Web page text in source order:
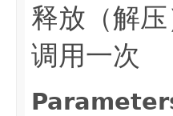
释放（解
调用一次